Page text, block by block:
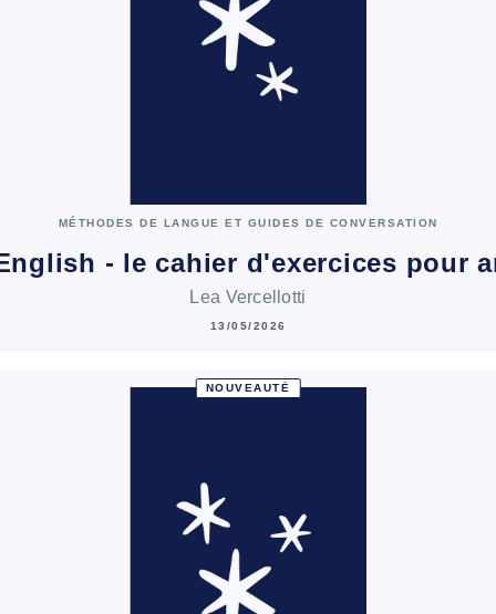
MÉTHODES DE LANGUE ET GUIDES DE CONVERSATION
- le cahier d'exercices pour
Lea Vercellotti
13/05/2026
NOUVEAUTÉ